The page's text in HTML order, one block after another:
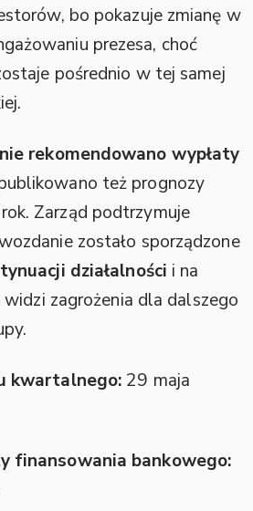
bo pokazuje zmianę w
prezesa, choć
pośrednio w tej samej
nie rekomendowano wypłaty
też prognozy
Zarząd podtrzymuje
zostało sporządzone
działalności i na
zagrożenia dla dalszego
kwartalnego: 29 maja
finansowania bankowego: